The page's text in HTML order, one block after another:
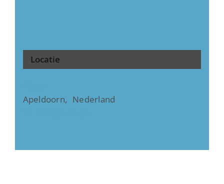
Locatie
Apeldoorn, Nederland